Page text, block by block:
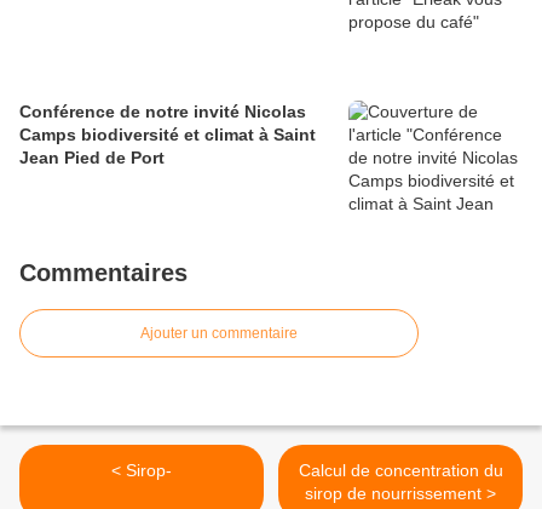
Conférence de notre invité Nicolas
Camps biodiversité et climat à Saint
Jean Pied de Port
Commentaires
Ajouter un commentaire
< Sirop-
Calcul de concentration du
sirop de nourrissement >